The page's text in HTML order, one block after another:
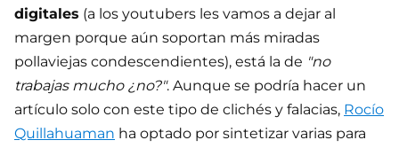
digitales (a los youtubers les vamos a dejar al
margen porque aún soportan más miradas
pollaviejas condescendientes), está la de "no
trabajas mucho ¿no?". Aunque se podría hacer un
artículo solo con este tipo de clichés y falacias, Rocío
Quillahuaman ha optado por sintetizar varias para